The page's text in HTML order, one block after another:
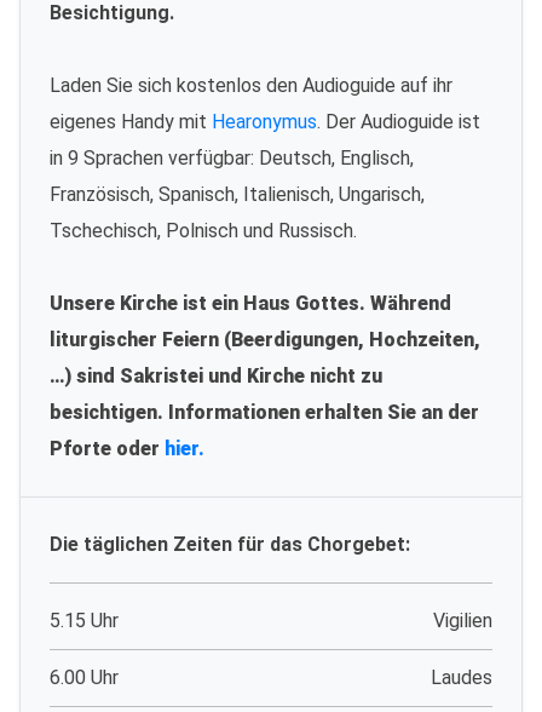
Besichtigung.
Laden Sie sich kostenlos den Audioguide auf ihr
eigenes Handy mit Hearonymus. Der Audioguide ist
in 9 Sprachen verfügbar: Deutsch, Englisch,
Französisch, Spanisch, Italienisch, Ungarisch,
Tschechisch, Polnisch und Russisch.
Unsere Kirche ist ein Haus Gottes. Während
liturgischer Feiern (Beerdigungen, Hochzeiten,
…) sind Sakristei und Kirche nicht zu
besichtigen. Informationen erhalten Sie an der
Pforte oder hier.
Die täglichen Zeiten für das Chorgebet:
5.15 Uhr Vigilien
6.00 Uhr Laudes